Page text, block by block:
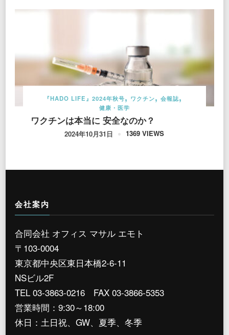
『HADO LIFE』2024年秋号 ワクチン
会報誌
健康・医学
ワクチンは本当に 安全なのか？
2024年10月31日 1369 VIEWS
会社案内
合同会社 オフィス マサル エモト
〒103-0004
東京都中央区東日本橋2-6-11
NSビル2F
TEL 03-3863-0216 FAX 03-3866-5353
営業時間：9:30～18:00
休日：土日祝、GW、夏季、冬季